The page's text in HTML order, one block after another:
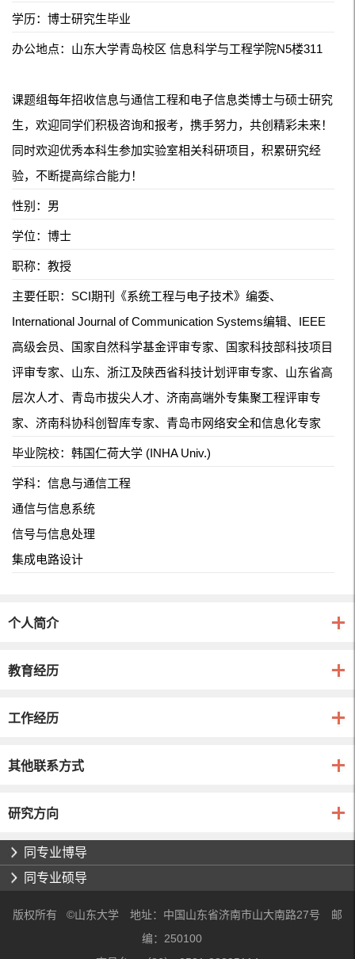
学历：博士研究生毕业
办公地点：山东大学青岛校区 信息科学与工程学院N5楼311
课题组每年招收信息与通信工程和电子信息类博士与硕士研究
生，欢迎同学们积极咨询和报考，携手努力，共创精彩未来！
同时欢迎优秀本科生参加实验室相关科研项目，积累研究经
验，不断提高综合能力！
性别：男
学位：博士
职称：教授
主要任职：SCI期刊《系统工程与电子技术》编委、
International Journal of Communication Systems编辑、IEEE
高级会员、国家自然科学基金评审专家、国家科技部科技项目
评审专家、山东、浙江及陕西省科技计划评审专家、山东省高
层次人才、青岛市拔尖人才、济南高端外专集聚工程评审专
家、济南科协科创智库专家、青岛市网络安全和信息化专家
毕业院校：韩国仁荷大学 (INHA Univ.)
学科：信息与通信工程
通信与信息系统
信号与信息处理
集成电路设计
个人简介
教育经历
工作经历
其他联系方式
研究方向
同专业博导
同专业硕导
版权所有 ©山东大学 地址：中国山东省济南市山大南路27号 邮
编：250100